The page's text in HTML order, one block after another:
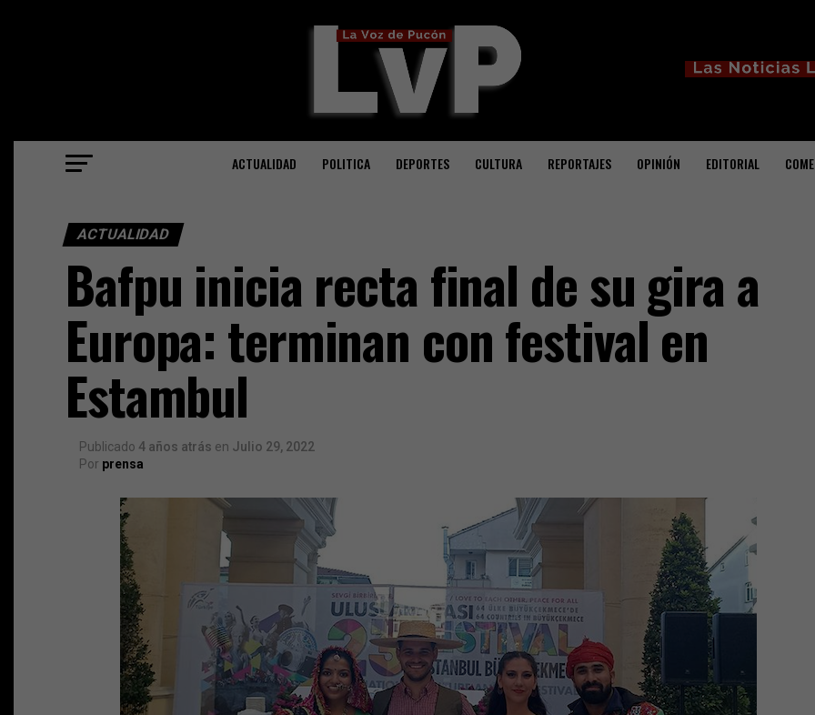
ACTUALIDAD POLITICA DEPORTES CULTURA REPORTAJES OPINIÓN EDITORIAL
ACTUALIDAD
Bafpu inicia recta final de su gira a
Europa: terminan con festival en
Estambul
Publicado 4 años atrás en Julio 29, 2022
Por prensa